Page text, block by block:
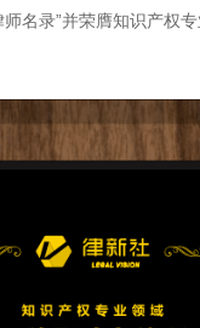
名录”并荣膺知识产权